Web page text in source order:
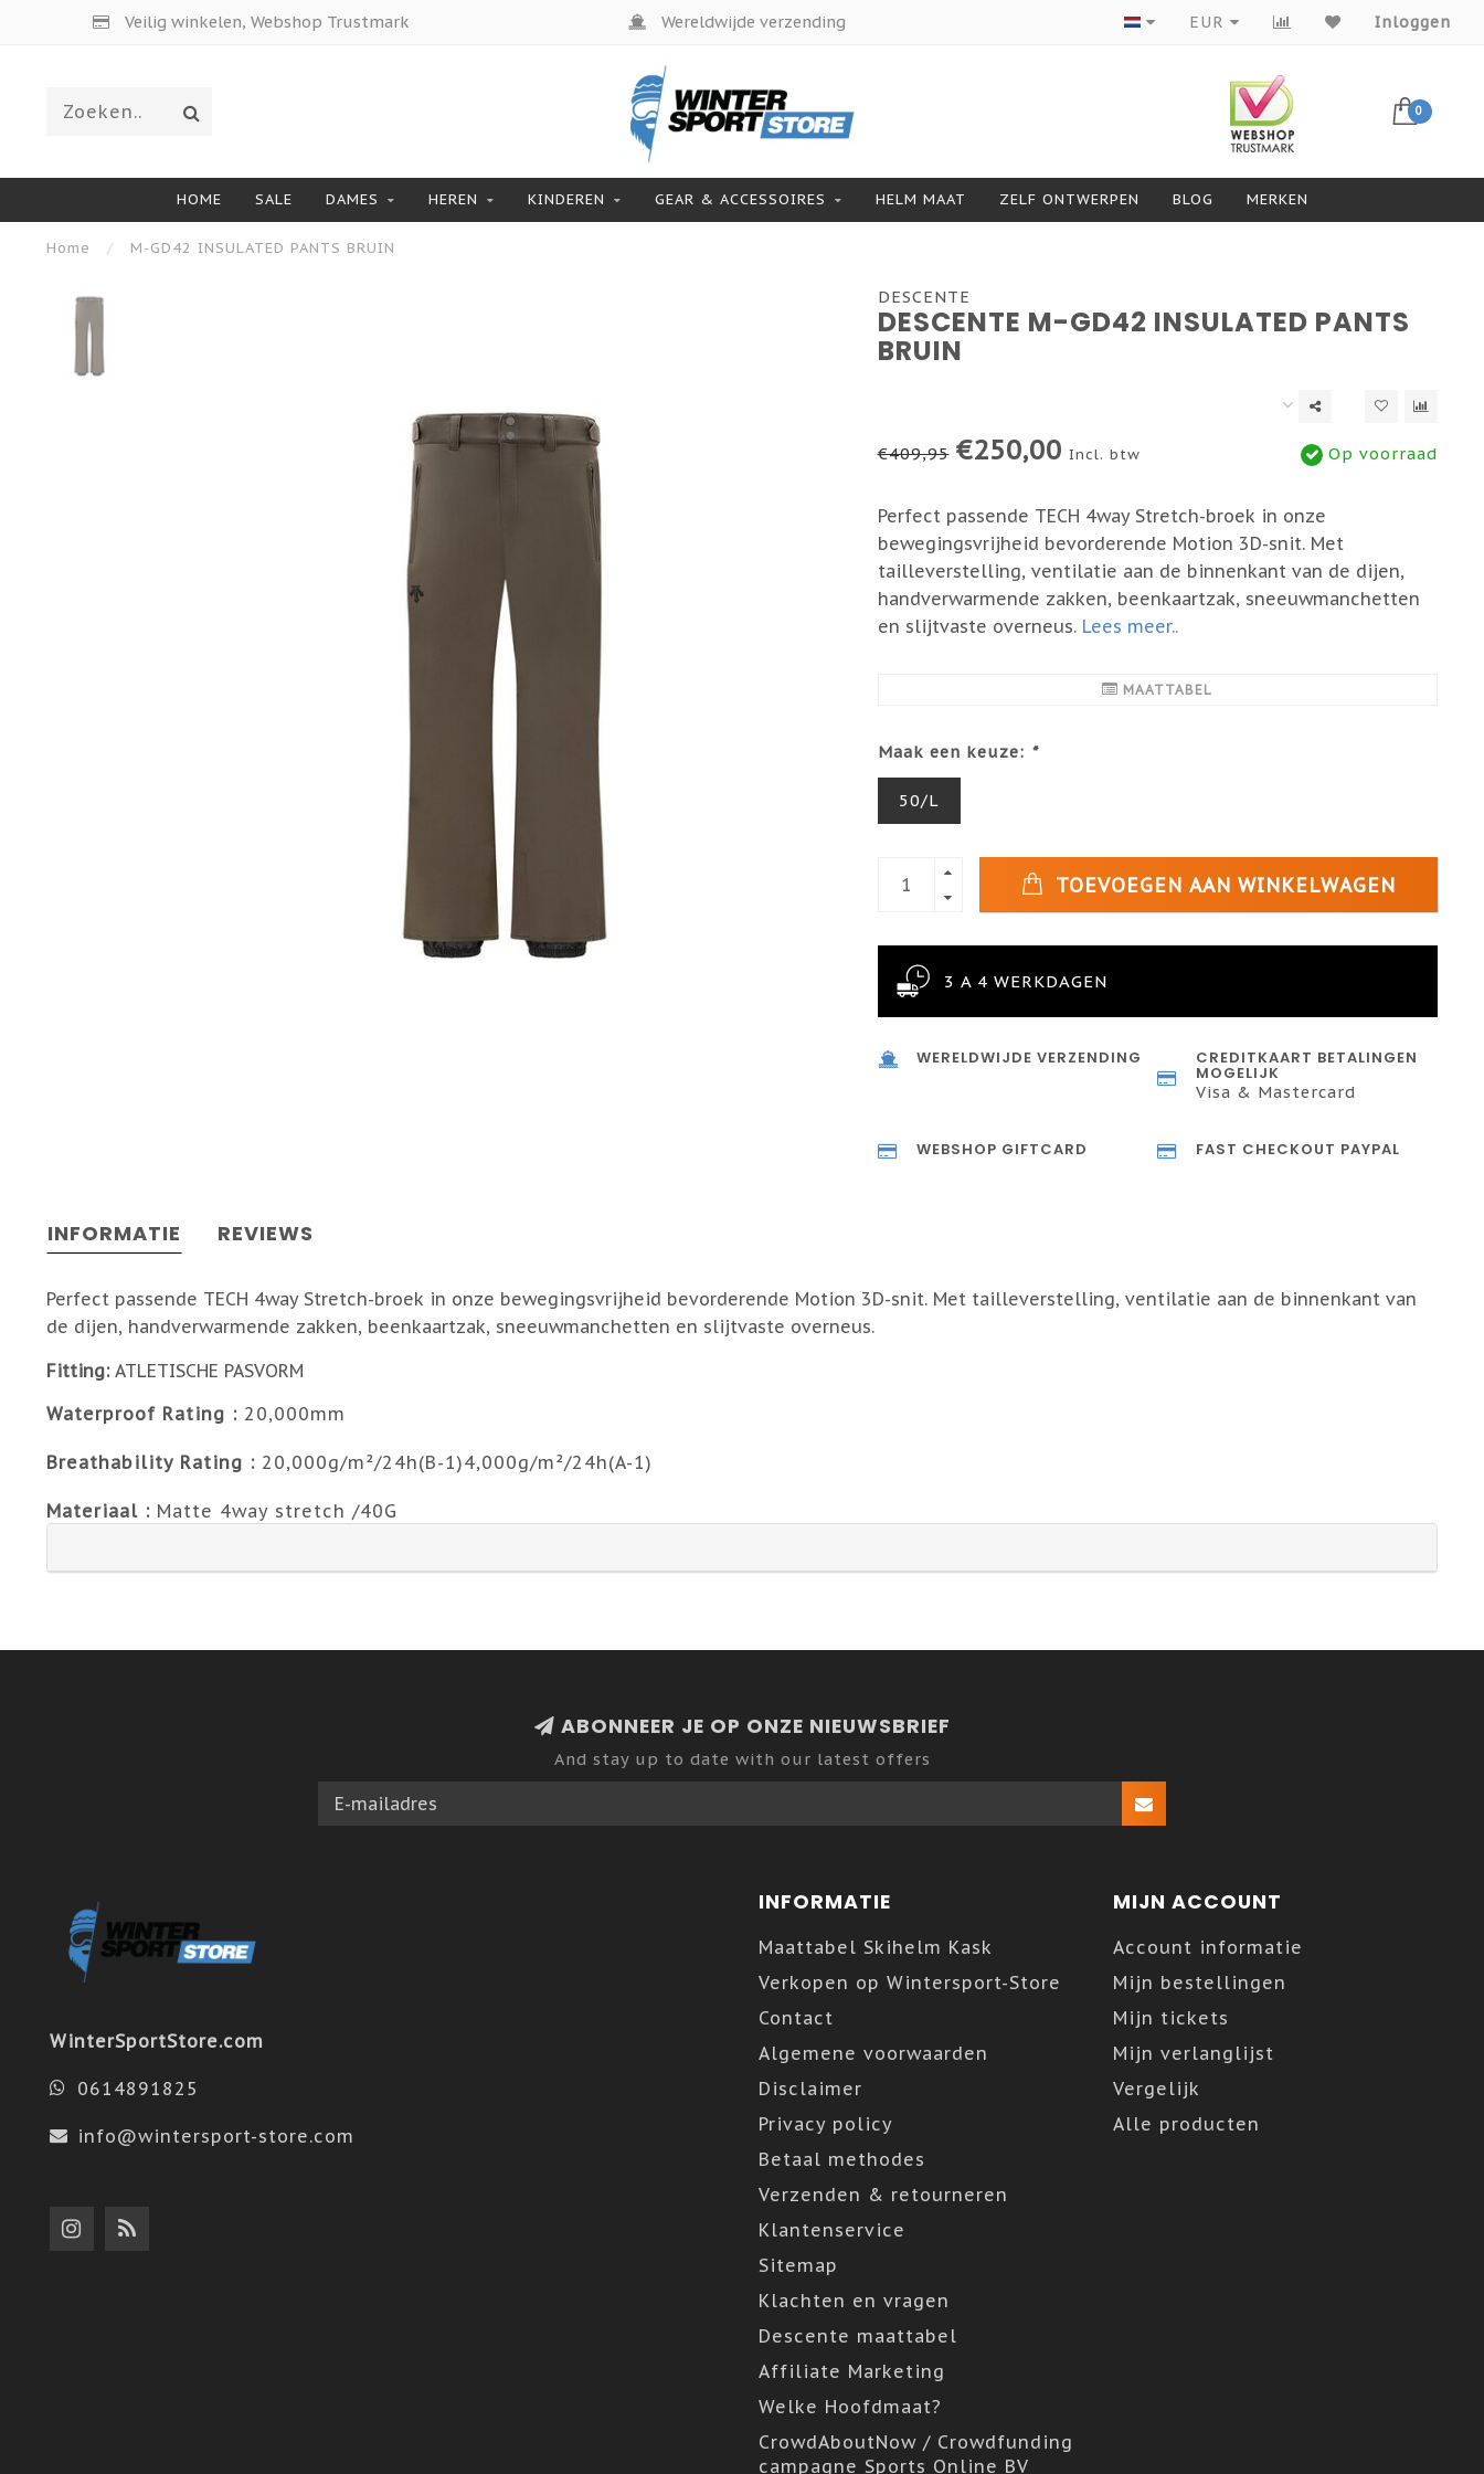
Veilig winkelen, Webshop Trustmark Wereldwijde verzending Producten van topmerken
EUR Inloggen
0
HOME SALE DAMES HEREN KINDEREN GEAR & ACCESSOIRES HELM MAAT ZELF ONTWERPEN BLOG MERKEN
Home / M-GD42 INSULATED PANTS BRUIN
DESCENTE
DESCENTE M-GD42 INSULATED PANTS
BRUIN
€409,95 €250,00 Incl. btw Op voorraad
Perfect passende TECH 4way Stretch-broek in onze
bewegingsvrijheid bevorderende Motion 3D-snit. Met
tailleverstelling, ventilatie aan de binnenkant van de dijen,
handverwarmende zakken, beenkaartzak, sneeuwmanchetten
en slijtvaste overneus. Lees meer..
MAATTABEL
Maak een keuze: *
50/L
TOEVOEGEN AAN WINKELWAGEN
3 A 4 WERKDAGEN
WERELDWIJDE VERZENDING CREDITKAART BETALINGEN
MOGELIJK
Visa & Mastercard
WEBSHOP GIFTCARD FAST CHECKOUT PAYPAL
INFORMATIE REVIEWS
Perfect passende TECH 4way Stretch-broek in onze bewegingsvrijheid bevorderende Motion 3D-snit. Met tailleverstelling, ventilatie aan de binnenkant van
de dijen, handverwarmende zakken, beenkaartzak, sneeuwmanchetten en slijtvaste overneus.
Fitting: ATLETISCHE PASVORM
Waterproof Rating : 20,000mm
Breathability Rating : 20,000g/m²/24h(B-1)4,000g/m²/24h(A-1)
Materiaal : Matte 4way stretch /40G
ABONNEER JE OP ONZE NIEUWSBRIEF
And stay up to date with our latest offers
WinterSportStore.com
0614891825
info@wintersport-store.com
INFORMATIE
Maattabel Skihelm Kask
Verkopen op Wintersport-Store
Contact
Algemene voorwaarden
Disclaimer
Privacy policy
Betaal methodes
Verzenden & retourneren
Klantenservice
Sitemap
Klachten en vragen
Descente maattabel
Affiliate Marketing
Welke Hoofdmaat?
CrowdAboutNow / Crowdfunding
campagne Sports Online BV
MIJN ACCOUNT
Account informatie
Mijn bestellingen
Mijn tickets
Mijn verlanglijst
Vergelijk
Alle producten